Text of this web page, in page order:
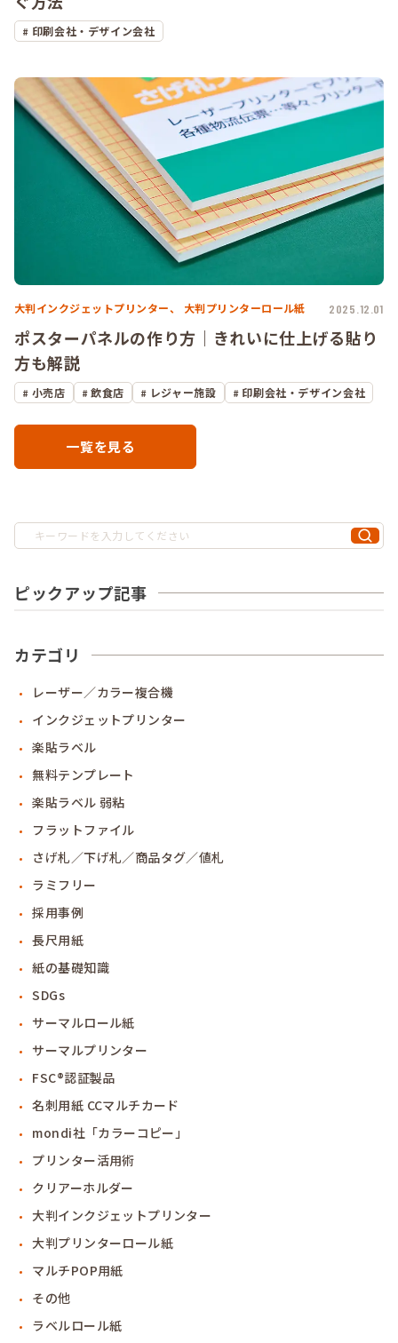
印刷会社・デザイン会社
大判インクジェットプリンター、 大判プリンターロール紙 2025.12.01
ポスターパネルの作り方｜きれいに仕上げる貼り
方も解説
小売店 飲食店 レジャー施設 印刷会社・デザイン会社
一覧を見る
ピックアップ記事
カテゴリ
レーザー／カラー複合機
インクジェットプリンター
楽貼ラベル
無料テンプレート
楽貼ラベル 弱粘
フラットファイル
さげ札／下げ札／商品タグ／値札
ラミフリー
採用事例
長尺用紙
紙の基礎知識
SDGs
サーマルロール紙
サーマルプリンター
FSC®認証製品
名刺用紙 CCマルチカード
mondi社「カラーコピー」
プリンター活用術
クリアーホルダー
大判インクジェットプリンター
大判プリンターロール紙
マルチPOP用紙
その他
ラベルロール紙